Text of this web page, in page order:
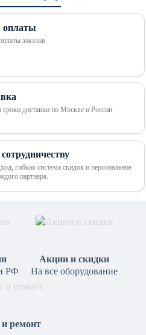
заказов
сроки доставки по Москве и России
гибкая система скидок и персональное
партнера.
РФ
Акции и скидки
На все оборудование
ремонт